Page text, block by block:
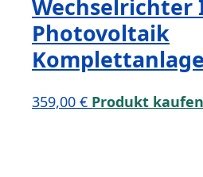
Wechselrichter
Photovoltaik
Komplettanlage
359,00 € Produkt kaufen